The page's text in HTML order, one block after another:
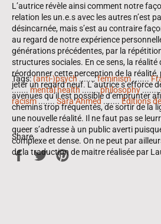
L’autrice révèle ainsi comment notre
relation les un.e.s avec les autres n’est
désincarnée, mais s’est au contraire
au regard de notre expérience
générations précédentes, par la
structures sociales. En ce sens, la
réordonner cette perception de la
jeter un regard neuf. L’autrice s’efforce
avenues qu’il est possible d’emprunter
chemins trop fréquentés, de sortir de la
une nouvelle réalité. Il ne faut pas se
queer s’adresse à un public averti
complexe et dense. On ne peut par
de la traduction de maitre réalisée par
Tags:(anti-)psych .......feminism .......
....... mental health ....... philosophy.......
racism....... Sara Ahmed....... Éditions
Share
ShareTweetPin